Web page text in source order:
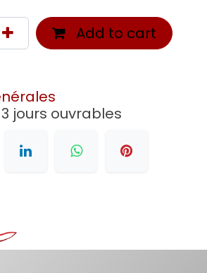
Add to cart
jours ouvrables